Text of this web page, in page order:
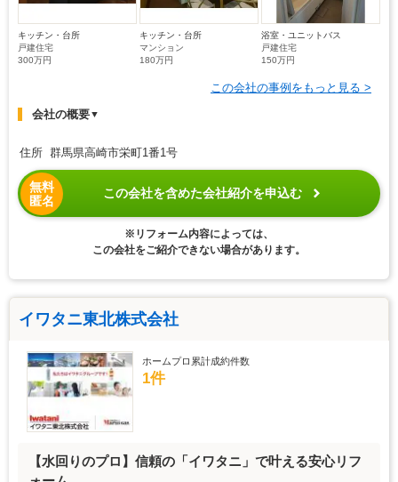
キッチン・台所
戸建住宅
300万円
キッチン・台所
マンション
180万円
浴室・ユニットバス
戸建住宅
150万円
この会社の事例をもっと見る >
会社の概要▼
住所 群馬県高崎市栄町1番1号
無料
匿名
この会社を含めた会社紹介を申込む
※リフォーム内容によっては、
この会社をご紹介できない場合があります。
イワタニ東北株式会社
ホームプロ累計成約件数
1件
【水回りのプロ】信頼の「イワタニ」で叶える安心リフ